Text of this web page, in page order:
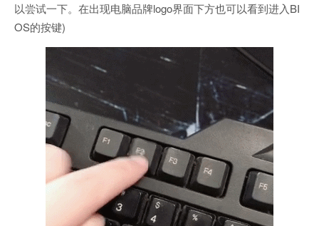
以尝试一下。在出现电脑品牌logo界面下方也可以看到进入BI
OS的按键)